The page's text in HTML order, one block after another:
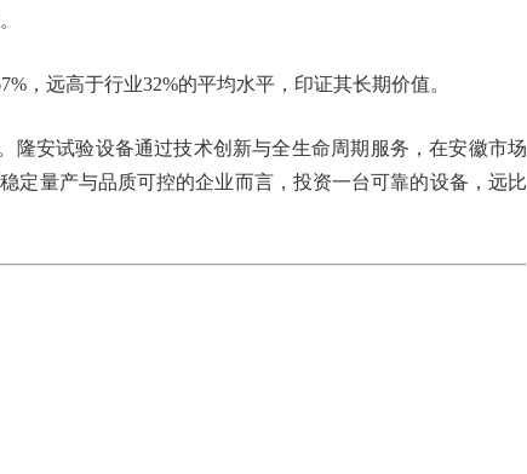
，远高于行业32%的平均水平，印证其长期价值。
隆安试验设备通过技术创新与全生命周期服务，在安徽市场
定量产与品质可控的企业而言，投资一台可靠的设备，远比